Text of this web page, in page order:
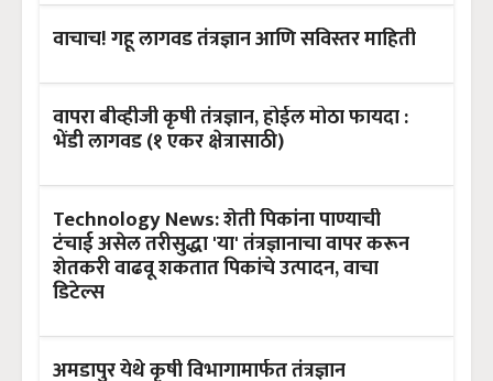
वाचाच! गहू लागवड तंत्रज्ञान आणि सविस्तर माहिती
वापरा बीव्हीजी कृषी तंत्रज्ञान, होईल मोठा फायदा :
भेंडी लागवड (१ एकर क्षेत्रासाठी)
Technology News: शेती पिकांना पाण्याची
टंचाई असेल तरीसुद्धा 'या' तंत्रज्ञानाचा वापर करून
शेतकरी वाढवू शकतात पिकांचे उत्पादन, वाचा
डिटेल्स
अमडापुर येथे कृषी विभागामार्फत तंत्रज्ञान